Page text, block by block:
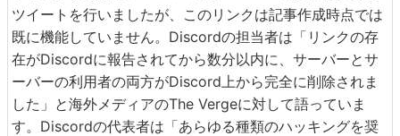
ツイートを行いましたが、このリンクは記事作成時点では
既に機能していません。Discordの担当者は「リンクの存
在がDiscordに報告されてから数分以内に、サーバーとサ
ーバーの利用者の両方がDiscord上から完全に削除されま
した」と海外メディアのThe Vergeに対して語っていま
す。Discordの代表者は「あらゆる種類のハッキングを奨